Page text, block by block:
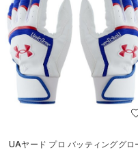
UAヤード プロ バッティンググロ